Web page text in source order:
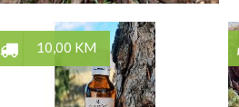
10,00 KM